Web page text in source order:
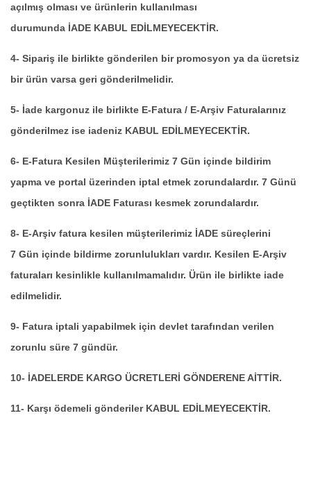
açılmış olması ve ürünlerin kullanılması
durumunda İADE KABUL EDİLMEYECEKTİR.
4- Sipariş ile birlikte gönderilen bir promosyon ya da ücretsiz
bir ürün varsa geri gönderilmelidir.
5- İade kargonuz ile birlikte E-Fatura / E-Arşiv Faturalarınız
gönderilmez ise iadeniz KABUL EDİLMEYECEKTİR.
6- E-Fatura Kesilen Müşterilerimiz 7 Gün içinde bildirim
yapma ve portal üzerinden iptal etmek zorundalardır. 7 Günü
geçtikten sonra İADE Faturası kesmek zorundalardır.
8- E-Arşiv fatura kesilen müşterilerimiz İADE süreçlerini
7 Gün içinde bildirme zorunlulukları vardır. Kesilen E-Arşiv
faturaları kesinlikle kullanılmamalıdır. Ürün ile birlikte iade
edilmelidir.
9- Fatura iptali yapabilmek için devlet tarafından verilen
zorunlu süre 7 gündür.
10- İADELERDE KARGO ÜCRETLERİ GÖNDERENE AİTTİR.
11- Karşı ödemeli gönderiler KABUL EDİLMEYECEKTİR.